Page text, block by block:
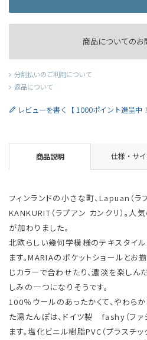
商品についてのお
分割払いのご利用について
返品について
レビューを書く【 1000ポイント進呈中！
商品説明 仕様・サ
フィンランドの小さな町、Lapuan（ラ
KANKURIT（ラプアン カンクリ）。
が加わりました。
北欧らしい幾何学模様のテキスタイ
ます。MARIAのポケットショールとお
じカラーで合わせたり、濃淡を楽しん
しみの一つになりそうです。
100％ウールのあったかくて、やわら
た湯たんぽは、ドイツ製 fashy（ファ
ます。塩化ビニル樹脂PVC（プラスチ